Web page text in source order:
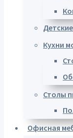
Кухни
Столы
Офисная